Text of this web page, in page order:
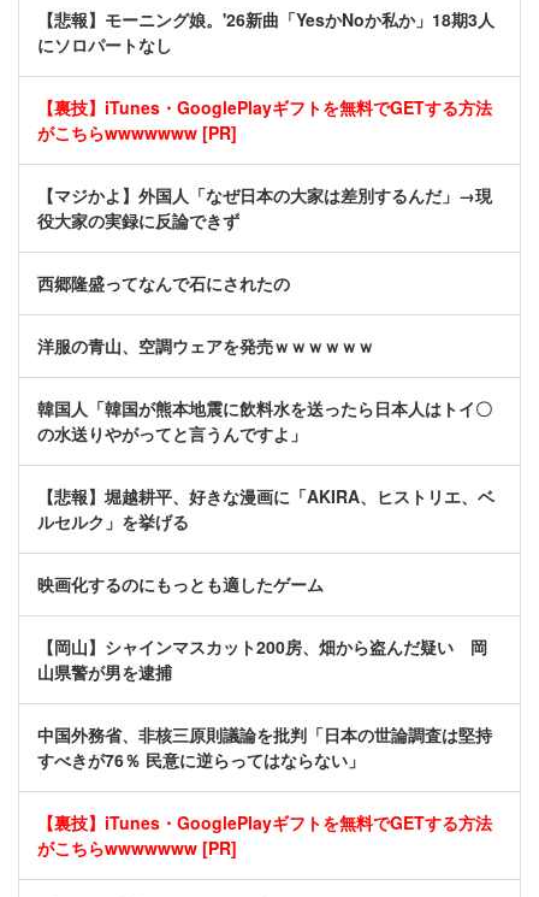
【悲報】モーニング娘。'26新曲「YesかNoか私か」18期3人
にソロパートなし
【裏技】iTunes・GooglePlayギフトを無料でGETする方法
がこちらwwwwwww [PR]
【マジかよ】外国人「なぜ日本の大家は差別するんだ」→現
役大家の実録に反論できず
西郷隆盛ってなんで石にされたの
洋服の青山、空調ウェアを発売ｗｗｗｗｗｗ
韓国人「韓国が熊本地震に飲料水を送ったら日本人はトイ〇
の水送りやがってと言うんですよ」
【悲報】堀越耕平、好きな漫画に「AKIRA、ヒストリエ、ベ
ルセルク」を挙げる
映画化するのにもっとも適したゲーム
【岡山】シャインマスカット200房、畑から盗んだ疑い 岡
山県警が男を逮捕
中国外務省、非核三原則議論を批判「日本の世論調査は堅持
すべきが76％ 民意に逆らってはならない」
【裏技】iTunes・GooglePlayギフトを無料でGETする方法
がこちらwwwwwww [PR]